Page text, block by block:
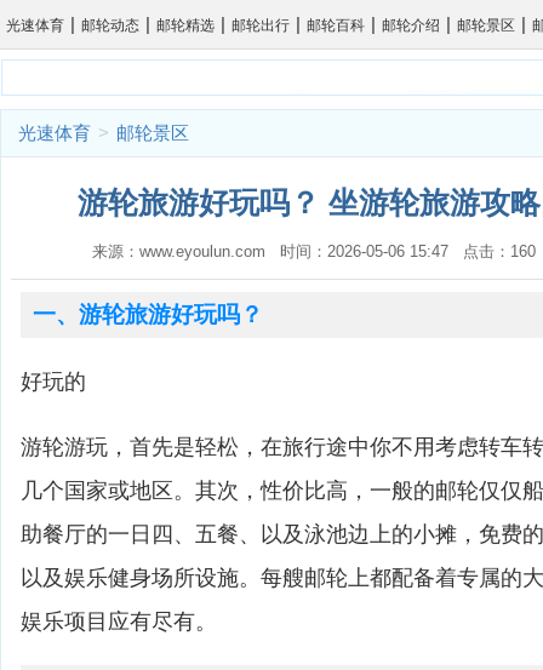
光速体育 | 邮轮动态 | 邮轮精选 | 邮轮出行 | 邮轮百科 | 邮轮介绍 | 邮轮景区 |
光速体育 > 邮轮景区
游轮旅游好玩吗？ 坐游轮旅游攻
来源：www.eyoulun.com 时间：2026-05-06 15:47 点击：
一、游轮旅游好玩吗？
好玩的
游轮游玩，首先是轻松，在旅行途中你不用考虑转车
几个国家或地区。其次，性价比高，一般的邮轮仅仅
助餐厅的一日四、五餐、以及泳池边上的小摊，免费
以及娱乐健身场所设施。每艘邮轮上都配备着专属的
娱乐项目应有尽有。